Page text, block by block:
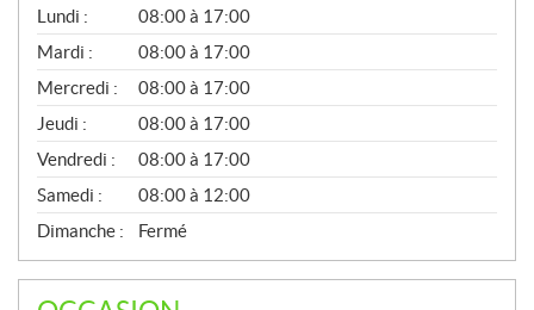
G
É
N
É
R
A
L
Lundi :
08:00 à 17:00
Mardi :
08:00 à 17:00
Mercredi :
08:00 à 17:00
Jeudi :
08:00 à 17:00
Vendredi :
08:00 à 17:00
Samedi :
08:00 à 12:00
Dimanche :
Fermé